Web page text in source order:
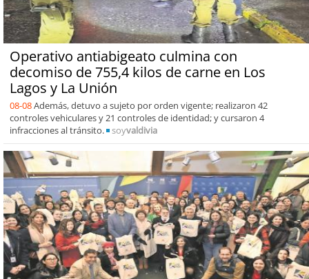
Operativo antiabigeato culmina con
decomiso de 755,4 kilos de carne en Los
Lagos y La Unión
08-08Además, detuvo a sujeto por orden vigente; realizaron 42
controles vehiculares y 21 controles de identidad; y cursaron 4
infracciones al tránsito.
soyvaldivia